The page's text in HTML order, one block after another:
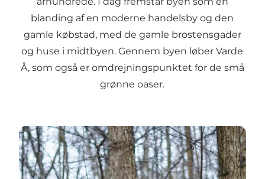
blanding af en moderne handelsby og den
gamle købstad, med de gamle brostensgader
og huse i midtbyen. Gennem byen løber Varde
Å, som også er omdrejningspunktet for de små
grønne oaser.
Varde er porten til "Eventyrets Land"